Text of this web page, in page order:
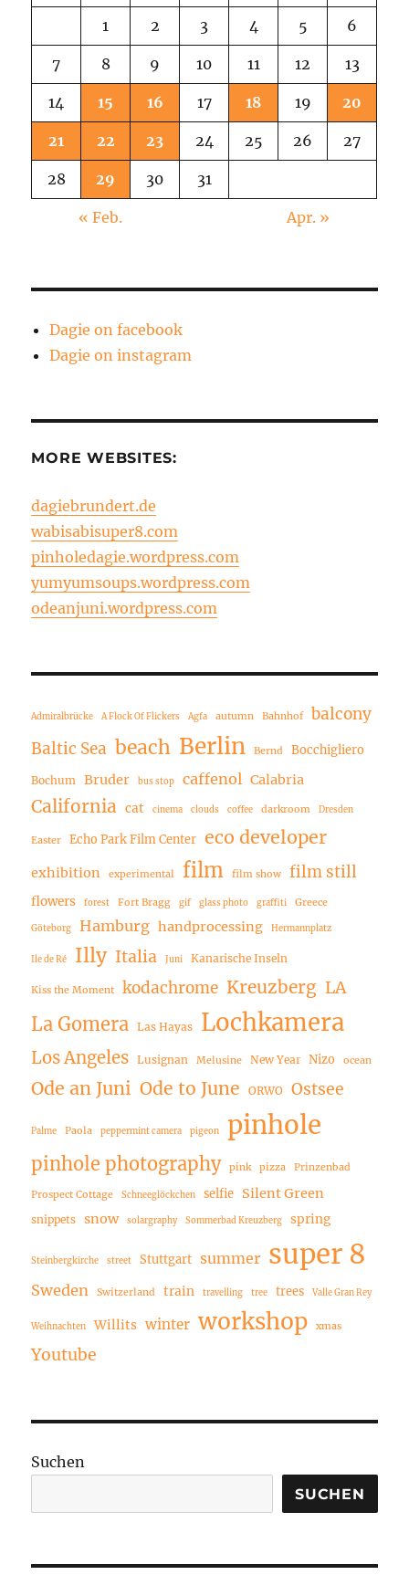
1 2 3 4 5 6
7 8 9 10 11 12 13
14 15 16 17 18 19 20
21 22 23 24 25 26 27
28 29 30 31
« Feb. Apr. »
Dagie on facebook
Dagie on instagram
MORE WEBSITES:
dagiebrundert.de
wabisabisuper8.com
pinholedagie.wordpress.com
yumyumsoups.wordpress.com
odeanjuni.wordpress.com
Admiralbrücke A Flock Of Flickers Agfa autumn Bahnhof
balcony
Baltic Sea beach Berlin Bernd Bocchigliero
Bochum Bruder bus stop caffenol Calabria
California cat cinema clouds coffee darkroom Dresden
Easter Echo Park Film Center eco developer
exhibition experimental film film show film still
flowers forest Fort Bragg gif glass photo graffiti Greece
Göteborg Hamburg handprocessing Hermannplatz
Ile de Ré Illy Italia Juni Kanarische Inseln
Kiss the Moment kodachrome Kreuzberg LA
La Gomera Las Hayas Lochkamera
Los Angeles Lusignan Melusine New Year Nizo ocean
Ode an Juni Ode to June ORWO Ostsee
Palme Paola peppermint camera pigeon pinhole
pinhole photography pink pizza Prinzenbad
Prospect Cottage Schneeglöckchen selfie Silent Green
snippets snow solargraphy Sommerbad Kreuzberg spring
Steinbergkirche street Stuttgart summer super 8
Sweden Switzerland train travelling tree trees Valle Gran Rey
Weihnachten Willits winter workshop xmas
Youtube
Suchen
SUCHEN